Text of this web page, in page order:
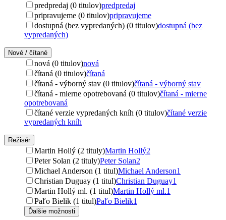
predpredaj (0 titulov)predpredaj
pripravujeme (0 titulov)pripravujeme
dostupná (bez vypredaných) (0 titulov)dostupná (bez
vypredaných)
Nové / čítané
nová (0 titulov)nová
čítaná (0 titulov)čítaná
čítaná - výborný stav (0 titulov)čítaná - výborný stav
čítaná - mierne opotrebovaná (0 titulov)čítaná - mierne
opotrebovaná
čítané verzie vypredaných kníh (0 titulov)čítané verzie
vypredaných kníh
Režisér
Martin Hollý (2 tituly)Martin Hollý2
Peter Solan (2 tituly)Peter Solan2
Michael Anderson (1 titul)Michael Anderson1
Christian Duguay (1 titul)Christian Duguay1
Martin Hollý ml. (1 titul)Martin Hollý ml.1
Paľo Bielik (1 titul)Paľo Bielik1
Ďalšie možnosti